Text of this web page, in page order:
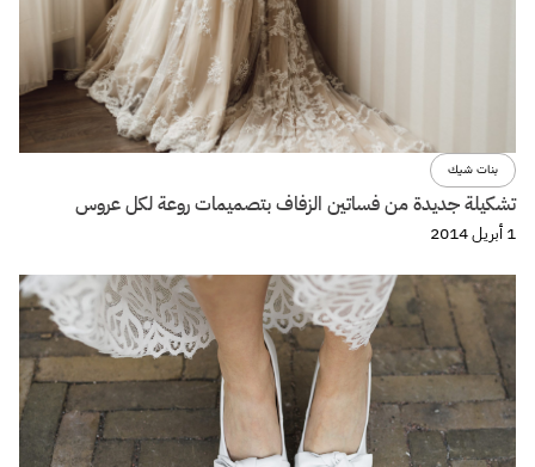
بنات شيك
تشكيلة جديدة من فساتين الزفاف بتصميمات روعة لكل عروس
1 أبريل 2014